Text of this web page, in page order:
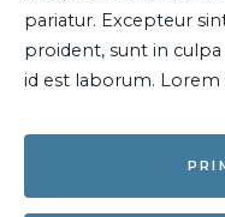
pariatur. Excepteur
proident, sunt in
id est laborum.